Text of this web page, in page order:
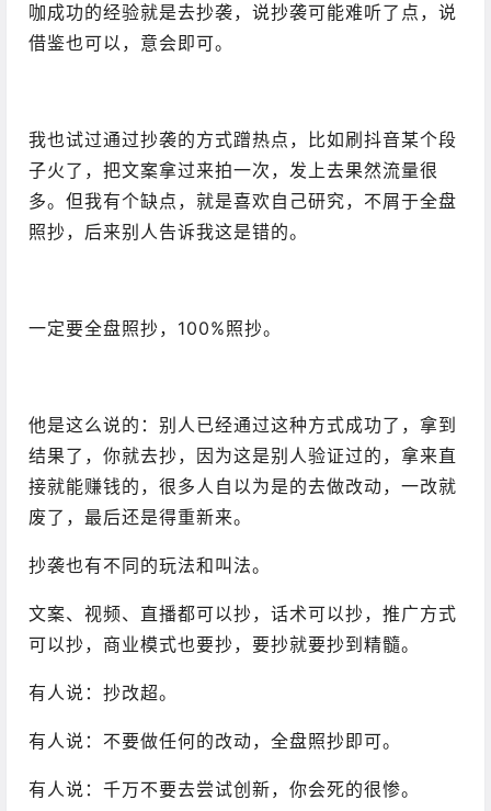
咖成功的经验就是去抄袭，说抄袭可能难听了点，说
借鉴也可以，意会即可。
我也试过通过抄袭的方式蹭热点，比如刷抖音某个段
子火了，把文案拿过来拍一次，发上去果然流量很
多。但我有个缺点，就是喜欢自己研究，不屑于全盘
照抄，后来别人告诉我这是错的。
一定要全盘照抄，100%照抄。
他是这么说的：别人已经通过这种方式成功了，拿到
结果了，你就去抄，因为这是别人验证过的，拿来直
接就能赚钱的，很多人自以为是的去做改动，一改就
废了，最后还是得重新来。
抄袭也有不同的玩法和叫法。
文案、视频、直播都可以抄，话术可以抄，推广方式
可以抄，商业模式也要抄，要抄就要抄到精髓。
有人说：抄改超。
有人说：不要做任何的改动，全盘照抄即可。
有人说：千万不要去尝试创新，你会死的很惨。